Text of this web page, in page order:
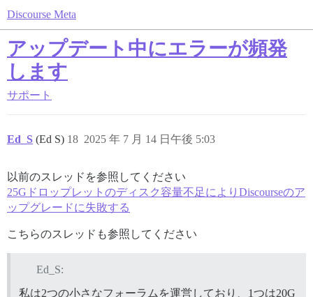
Discourse Meta
アップデート中にエラーが頻発
します
サポート
Ed_S (Ed S) 2025 年 7 月 14 日午後 5:03
18
以前のスレッドを参照してください
25Gドロップレットのディスク容量不足によりDiscourseのア
ップグレードに失敗する
こちらのスレッドも参照してください
Ed_S:
私は2つの小さなフォーラムを運営しており、1つは20G